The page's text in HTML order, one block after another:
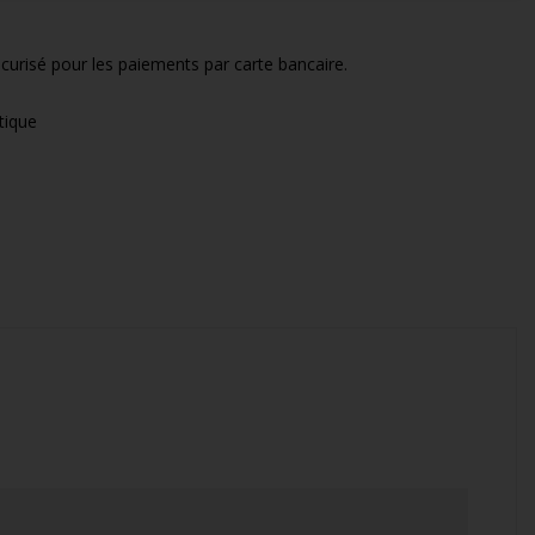
pour les paiements par carte bancaire.